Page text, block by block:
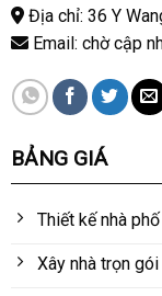
Địa chỉ: 36 Y
Email: chờ cập
BẢNG GIÁ
Thiết kế nhà phố
Xây nhà trọn gói